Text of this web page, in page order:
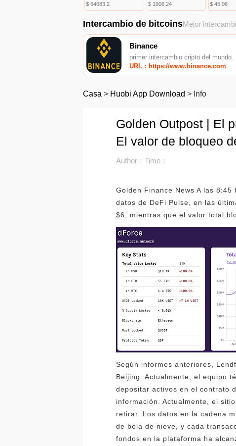
$ 64683.2 $ 1906.24 $ 45.06
Intercambio de bitcoinsMejor
Binance
primer intercambio cripto del mundo.
URL：https://www.binance.com
Casa > Huobi App Download > Info
Golden Outpost | El
El valor de bloqueo
Author：Time：
Golden Finance News A las
datos de DeFi Pulse, en las
$6, mientras que el valor total
Según informes anteriores,
Beijing. Actualmente, el equipo
depositar activos en el contrato
información. Actualmente, el
retirar. Los datos en la cadena
de bola de nieve, y cada
fondos en la plataforma ha